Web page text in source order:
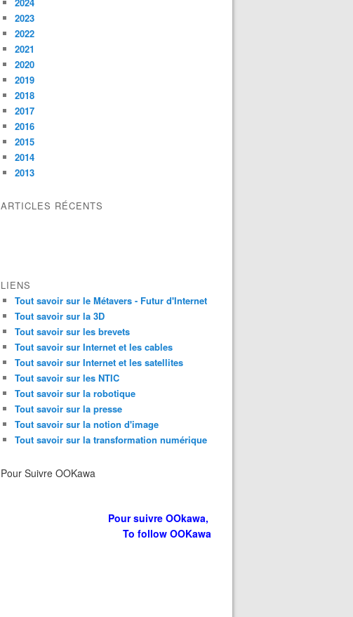
2023
2022
2021
2020
2019
2018
2017
2016
2015
2014
2013
ARTICLES RÉCENTS
LIENS
Tout savoir sur le Métavers - Futur d'Internet
Tout savoir sur la 3D
Tout savoir sur les brevets
Tout savoir sur Internet et les cables
Tout savoir sur Internet et les satellites
Tout savoir sur les NTIC
Tout savoir sur la robotique
Tout savoir sur la presse
Tout savoir sur la notion d'image
Tout savoir sur la transformation numérique
Pour Suivre OOKawa
Pour suivre OOkawa,
To follow OOKawa